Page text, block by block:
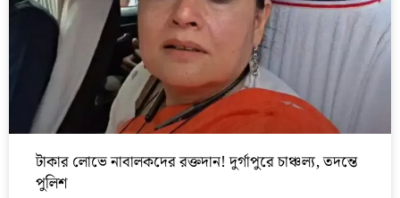
টাকার লোভে নাবালকদের রক্তদান! দুর্গাপুরে চাঞ্চল্য, তদন্তে
পুলিশ